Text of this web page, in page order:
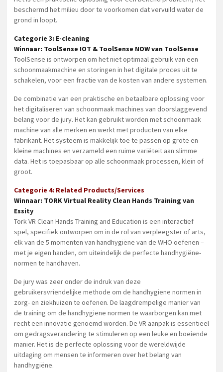
beschermd het milieu door te voorkomen dat vervuild water de
grond in loopt.
Categorie 3: E-cleaning
Winnaar: ToolSense IOT & ToolSense NOW van ToolSense
ToolSense is ontworpen om het niet optimaal gebruik van een
schoonmaakmachine en storingen in het digitale proces uit te
schakelen, voor een fractie van de kosten van andere systemen.
De combinatie van een praktische en betaalbare oplossing voor
het digitaliseren van schoonmaak machines van doorslaggevend
belang voor de jury. Het kan gebruikt worden met schoonmaak
machine van alle merken en werkt met producten van elke
fabrikant. Het systeem is makkelijk toe te passen op grote en
kleine machines en verzameld een ruime variëteit aan slimme
data. Het is toepasbaar op alle schoonmaak processen, klein of
groot.
Categorie 4: Related Products/Services
Winnaar: TORK Virtual Reality Clean Hands Training van
Essity
Tork VR Clean Hands Training and Education is een interactief
spel, specifiek ontworpen om in de rol van verpleegster of arts,
elk van de 5 momenten van handhygiëne van de WHO oefenen –
met je eigen handen, om uiteindelijk de perfecte handhygiëne-
normen te handhaven.
De jury was zeer onder de indruk van deze
gebruikersvriendelijke methode om de handhygiene normen in
zorg- en ziekhuizen te oefenen. De laagdrempelige manier van
de training om de handhygiene normen te waarborgen kan met
recht een innovatie genoemd worden. De VR aanpak is essentieel
om gedragsverandering te stimuleren op een leuke en boeiende
manier. Het is de perfecte oplossing voor de wereldwijde
uitdaging om mensen te informeren over het belang van
handhygiëne.